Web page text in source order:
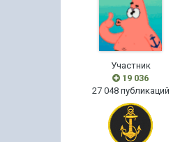
Участник
19 036
27 048 публикаций